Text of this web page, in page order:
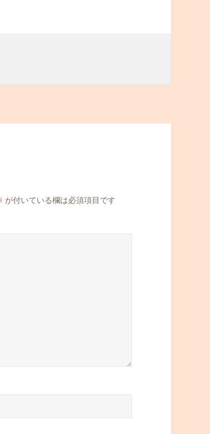
が付いている欄は必須項目です